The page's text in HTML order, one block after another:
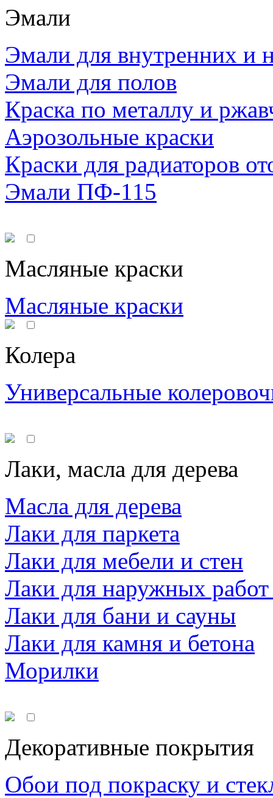
Эмали
Эмали для внутренних и
Эмали для полов
Краска по металлу и
Аэрозольные краски
Краски для радиаторов
Эмали ПФ-115
Масляные краски
Масляные краски
Колера
Универсальные
Лаки, масла для дерева
Масла для дерева
Лаки для паркета
Лаки для мебели и стен
Лаки для наружных
Лаки для бани и сауны
Лаки для камня и бетона
Морилки
Декоративные покрытия
Обои под покраску и